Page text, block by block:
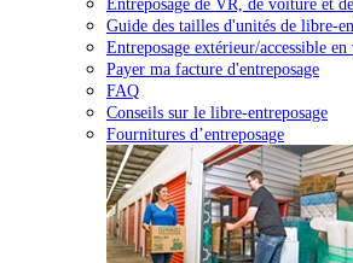
Guide des tailles d'unités de libre-
Entreposage extérieur/accessible
Payer ma facture d'entreposage
FAQ
Conseils sur le libre-entreposage
Fournitures d’entreposage